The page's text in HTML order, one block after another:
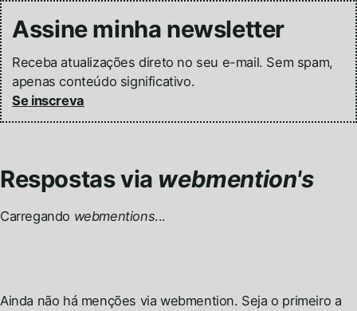
Assine minha newsletter
Receba atualizações direto no seu e-mail. Sem spam,
apenas conteúdo significativo.
Se inscreva
Respostas via webmention's
Carregando webmentions...
Ainda não há menções via webmention. Seja o primeiro a